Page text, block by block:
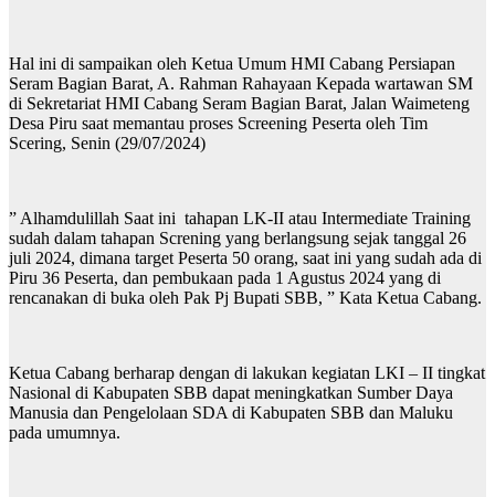
Hal ini di sampaikan oleh Ketua Umum HMI Cabang Persiapan
Seram Bagian Barat, A. Rahman Rahayaan Kepada wartawan SM
di Sekretariat HMI Cabang Seram Bagian Barat, Jalan Waimeteng
Desa Piru saat memantau proses Screening Peserta oleh Tim
Scering, Senin (29/07/2024)
” Alhamdulillah Saat ini tahapan LK-II atau Intermediate Training
sudah dalam tahapan Screning yang berlangsung sejak tanggal 26
juli 2024, dimana target Peserta 50 orang, saat ini yang sudah ada di
Piru 36 Peserta, dan pembukaan pada 1 Agustus 2024 yang di
rencanakan di buka oleh Pak Pj Bupati SBB, ” Kata Ketua Cabang.
Ketua Cabang berharap dengan di lakukan kegiatan LKI – II tingkat
Nasional di Kabupaten SBB dapat meningkatkan Sumber Daya
Manusia dan Pengelolaan SDA di Kabupaten SBB dan Maluku
pada umumnya.